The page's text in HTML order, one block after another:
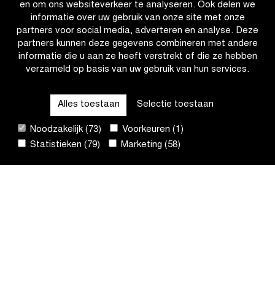
en om ons websiteverkeer te analyseren. Ook delen we
informatie over uw gebruik van onze site met onze
partners voor social media, adverteren en analyse. Deze
partners kunnen deze gegevens combineren met andere
informatie die u aan ze heeft verstrekt of die ze hebben
verzameld op basis van uw gebruik van hun services.
Alles toestaan Selectie toestaan
Noodzakelijk (73)
Voorkeuren (1)
Statistieken (79)
Marketing (58)
fietshelm!
OTHER RACES
CONTACT